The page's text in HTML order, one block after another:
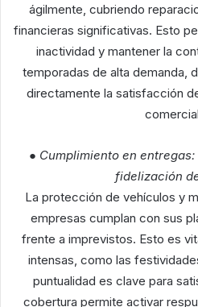
ágilmente, cubriendo
financieras significativas. Esto
inactividad y mantener la
temporadas de alta demanda,
directamente la satisfacción
● Cumplimiento en
fidelización
La protección de vehículos y
empresas cumplan con sus
frente a imprevistos. Esto es
intensas, como las
puntualidad es clave para
cobertura permite activar